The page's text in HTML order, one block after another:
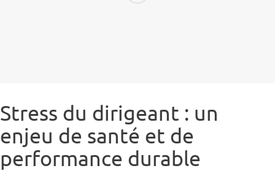
Stress du dirigeant : un
enjeu de santé et de
performance durable